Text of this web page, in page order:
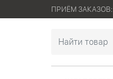
ПРИЁМ ЗАКАЗОВ: